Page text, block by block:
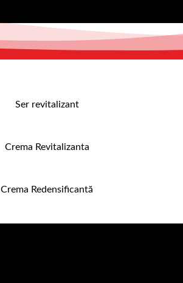
Ser revitalizant
Crema Revitalizanta
Crema Redensificantă